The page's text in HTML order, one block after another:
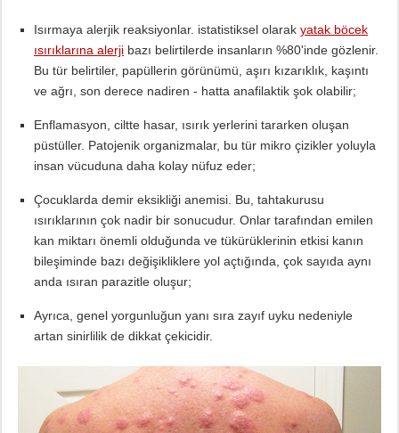
Isırmaya alerjik reaksiyonlar. istatistiksel olarak yatak böcek
ısırıklarına alerjibazı belirtilerde insanların %80'inde gözlenir.
Bu tür belirtiler, papüllerin görünümü, aşırı kızarıklık, kaşıntı
ve ağrı, son derece nadiren - hatta anafilaktik şok olabilir;
Enflamasyon, ciltte hasar, ısırık yerlerini tararken oluşan
püstüller. Patojenik organizmalar, bu tür mikro çizikler yoluyla
insan vücuduna daha kolay nüfuz eder;
Çocuklarda demir eksikliği anemisi. Bu, tahtakurusu
ısırıklarının çok nadir bir sonucudur. Onlar tarafından emilen
kan miktarı önemli olduğunda ve tükürüklerinin etkisi kanın
bileşiminde bazı değişikliklere yol açtığında, çok sayıda aynı
anda ısıran parazitle oluşur;
Ayrıca, genel yorgunluğun yanı sıra zayıf uyku nedeniyle
artan sinirlilik de dikkat çekicidir.